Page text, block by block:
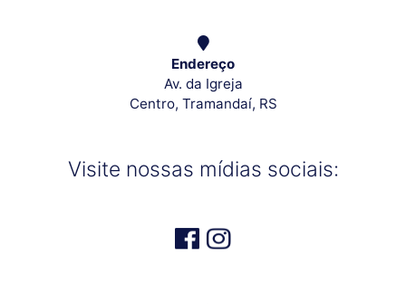
Endereço
Av. da Igreja
Centro, Tramandaí, RS
Visite nossas mídias sociais: